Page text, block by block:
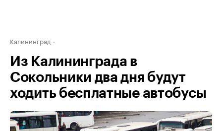
Калининград
Из Калининграда в
Сокольники два дня будут
ходить бесплатные автобусы